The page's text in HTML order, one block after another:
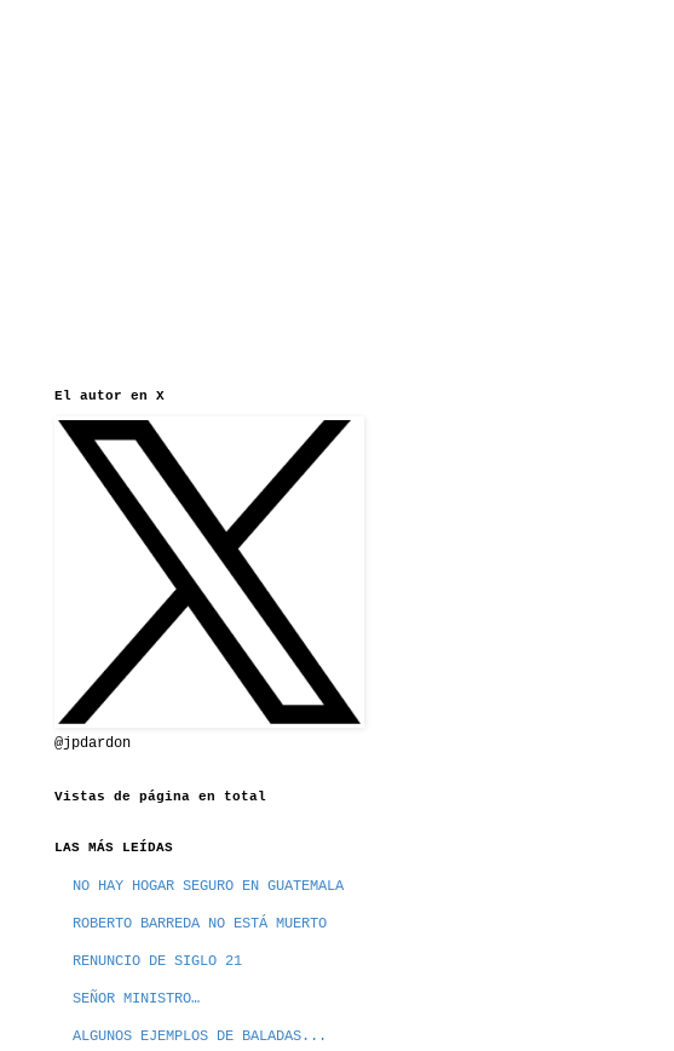
El autor en X
@jpdardon
Vistas de página en total
LAS MÁS LEÍDAS
NO HAY HOGAR SEGURO EN GUATEMALA
ROBERTO BARREDA NO ESTÁ MUERTO
RENUNCIO DE SIGLO 21
SEÑOR MINISTRO…
ALGUNOS EJEMPLOS DE BALADAS...